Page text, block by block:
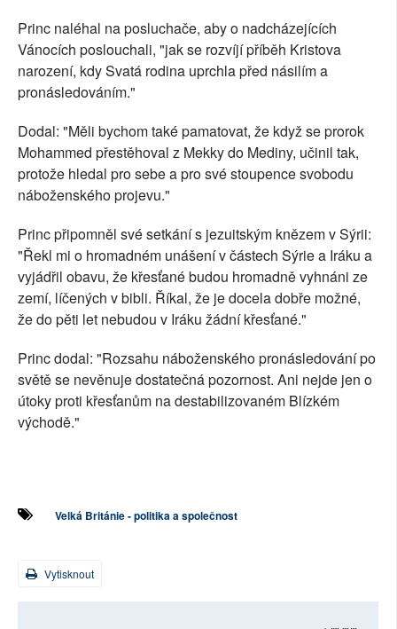
Princ naléhal na posluchače, aby o nadcházejících
Vánocích poslouchali, "jak se rozvíjí příběh Kristova
narození, kdy Svatá rodina uprchla před násilím a
pronásledováním."
Dodal: "Měli bychom také pamatovat, že když se prorok
Mohammed přestěhoval z Mekky do Mediny, učinil tak,
protože hledal pro sebe a pro své stoupence svobodu
náboženského projevu."
Princ připomněl své setkání s jezuitským knězem v Sýrii:
"Řekl mi o hromadném unášení v částech Sýrie a Iráku a
vyjádřil obavu, že křesťané budou hromadně vyhnáni ze
zemí, líčených v bibli. Říkal, že je docela dobře možné,
že do pěti let nebudou v Iráku žádní křesťané."
Princ dodal: "Rozsahu náboženského pronásledování po
světě se nevěnuje dostatečná pozornost. Ani nejde jen o
útoky proti křesťanům na destabilizovaném Blízkém
východě."
Velká Británie - politika a společnost
Vytisknout